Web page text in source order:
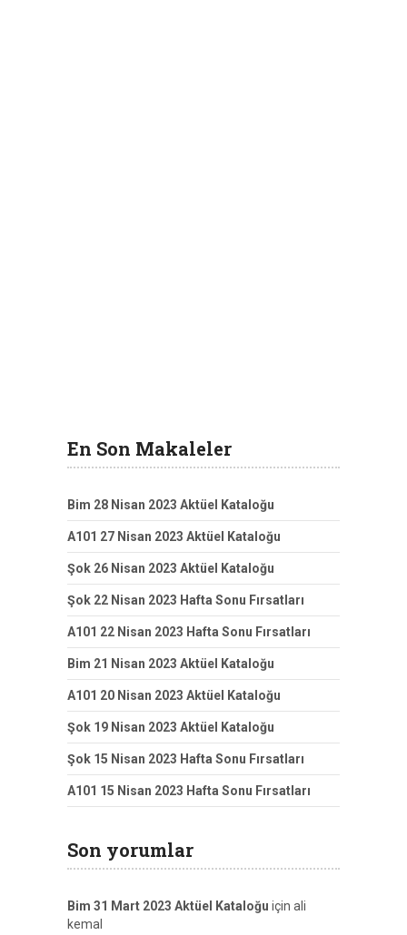
En Son Makaleler
Bim 28 Nisan 2023 Aktüel Kataloğu
A101 27 Nisan 2023 Aktüel Kataloğu
Şok 26 Nisan 2023 Aktüel Kataloğu
Şok 22 Nisan 2023 Hafta Sonu Fırsatları
A101 22 Nisan 2023 Hafta Sonu Fırsatları
Bim 21 Nisan 2023 Aktüel Kataloğu
A101 20 Nisan 2023 Aktüel Kataloğu
Şok 19 Nisan 2023 Aktüel Kataloğu
Şok 15 Nisan 2023 Hafta Sonu Fırsatları
A101 15 Nisan 2023 Hafta Sonu Fırsatları
Son yorumlar
Bim 31 Mart 2023 Aktüel Kataloğu için ali
kemal